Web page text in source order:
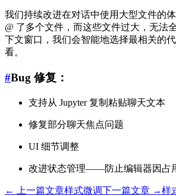
我们持续改进在对话中使用大型文件的
@ 了多个文件，而这些文件过大，无法
下文窗口，我们会智能地选择最相关的
看。
#Bug 修复：
支持从 Jupyter 复制粘贴聊天文本
修复部分聊天焦点问题
UI 细节调整
改进状态管理——防止编辑器因占
← 上一篇文章样式微调下一篇文章 →样